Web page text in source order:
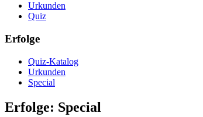
Urkunden
Quiz
Erfolge
Quiz-Katalog
Urkunden
Special
Erfolge: Special